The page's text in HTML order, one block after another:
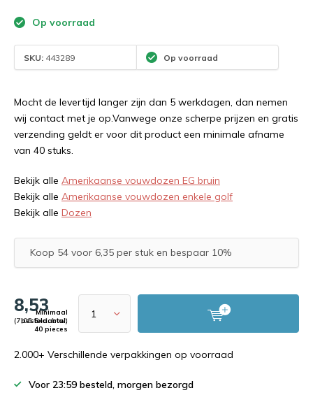
Op voorraad
SKU: 443289 Op voorraad
Mocht de levertijd langer zijn dan 5 werkdagen, dan nemen
wij contact met je op.Vanwege onze scherpe prijzen en gratis
verzending geldt er voor dit product een minimale afname
van 40 stuks.
Bekijk alle Amerikaanse vouwdozen EG bruin
Bekijk alle Amerikaanse vouwdozen enkele golf
Bekijk alle Dozen
Koop 54 voor 6,35 per stuk en bespaar 10%
8,53
(7,05 Excl. btw)
Minimaal
bestelaantal:
40 pieces
2.000+ Verschillende verpakkingen op voorraad
Voor 23:59 besteld, morgen bezorgd